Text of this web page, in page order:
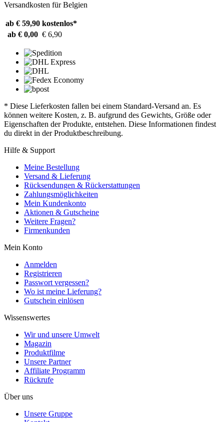
Versandkosten für Belgien
ab € 59,90 kostenlos*
ab € 0,00 € 6,90
* Diese Lieferkosten fallen bei einem Standard-Versand an. Es
können weitere Kosten, z. B. aufgrund des Gewichts, Größe oder
Eigenschaften der Produkte, entstehen. Diese Informationen findest
du direkt in der Produktbeschreibung.
Hilfe & Support
Meine Bestellung
Versand & Lieferung
Rücksendungen & Rückerstattungen
Zahlungsmöglichkeiten
Mein Kundenkonto
Aktionen & Gutscheine
Weitere Fragen?
Firmenkunden
Mein Konto
Anmelden
Registrieren
Passwort vergessen?
Wo ist meine Lieferung?
Gutschein einlösen
Wissenswertes
Wir und unsere Umwelt
Magazin
Produktfilme
Unsere Partner
Affiliate Programm
Rückrufe
Über uns
Unsere Gruppe